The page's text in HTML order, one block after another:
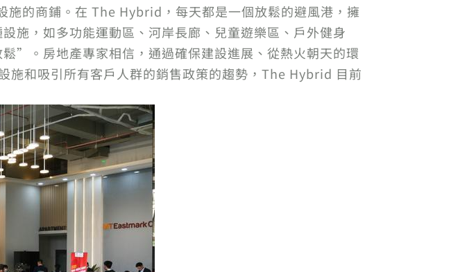
的商鋪。在 The Hybrid，每天都是一個放鬆的避風港，擁
施，如多功能運動區、河岸長廊、兒童遊樂區、戶外健身
”。房地產專家相信，通過確保建設進展、從熱火朝天的環
施和吸引所有客戶人群的銷售政策的趨勢，The Hybrid 目前